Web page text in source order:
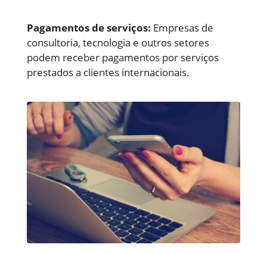
Pagamentos de serviços: Empresas de
consultoria, tecnologia e outros setores
podem receber pagamentos por serviços
prestados a clientes internacionais.